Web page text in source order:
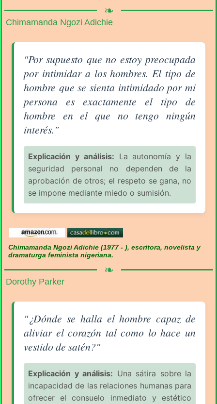
❧
Chimamanda Ngozi Adichie
Aforismo sobre el Hombre (pág. 2/7) -
"Por supuesto que no estoy preocupada
por intimidar a los hombres. El tipo de
hombre que se sienta intimidado por mi
persona es exactamente el tipo de
hombre en el que no tengo ningún
interés."
Explicación y análisis: La autonomía y la
seguridad personal no dependen de la
aprobación de otros; el respeto se gana, no
se impone mediante miedo o sumisión.
Chimamanda Ngozi Adichie (1977 - ), escritora, novelista y
dramaturga feminista nigeriana.
❧
Dorothy Parker
Aforismo sobre el Hombre (pág. 2/7) - Dorothy
"¿Dónde se halla el hombre capaz de
aliviar el corazón tal como lo hace un
vestido de satén?"
Explicación y análisis: Una sátira sobre la
incapacidad de las relaciones humanas para
ofrecer el consuelo inmediato y estético